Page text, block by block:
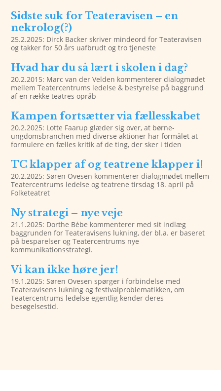
Sidste suk for Teateravisen – en
nekrolog(?)
25.2.2025: Dirck Backer skriver mindeord for Teateravisen
og takker for 50 års uafbrudt og tro tjeneste
Hvad har du så lært i skolen i dag?
20.2.2015: Marc van der Velden kommenterer dialogmødet
mellem Teatercentrums ledelse & bestyrelse på baggrund
af en række teatres opråb
Kampen fortsætter via fællesskabet
20.2.2025: Lotte Faarup glæder sig over, at børne-
ungdomsbranchen med diverse aktioner har formålet at
formulere en fælles kritik af de ting, der sker i tiden
TC klapper af og teatrene klapper i!
20.2.2025: Søren Ovesen kommenterer dialogmødet mellem
Teatercentrums ledelse og teatrene tirsdag 18. april på
Folketeatret
Ny strategi – nye veje
21.1.2025: Dorthe Bébe kommenterer med sit indlæg
baggrunden for Teateravisens lukning, der bl.a. er baseret
på besparelser og Teatercentrums nye
kommunikationsstrategi.
Vi kan ikke høre jer!
19.1.2025: Søren Ovesen spørger i forbindelse med
Teateravisens lukning og festivalproblematikken, om
Teatercentrums ledelse egentlig kender deres
besøgelsestid.